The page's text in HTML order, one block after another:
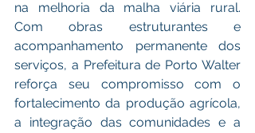
na melhoria da malha viária rural.
Com obras estruturantes e
acompanhamento permanente dos
serviços, a Prefeitura de Porto Walter
reforça seu compromisso com o
fortalecimento da produção agrícola,
a integração das comunidades e a